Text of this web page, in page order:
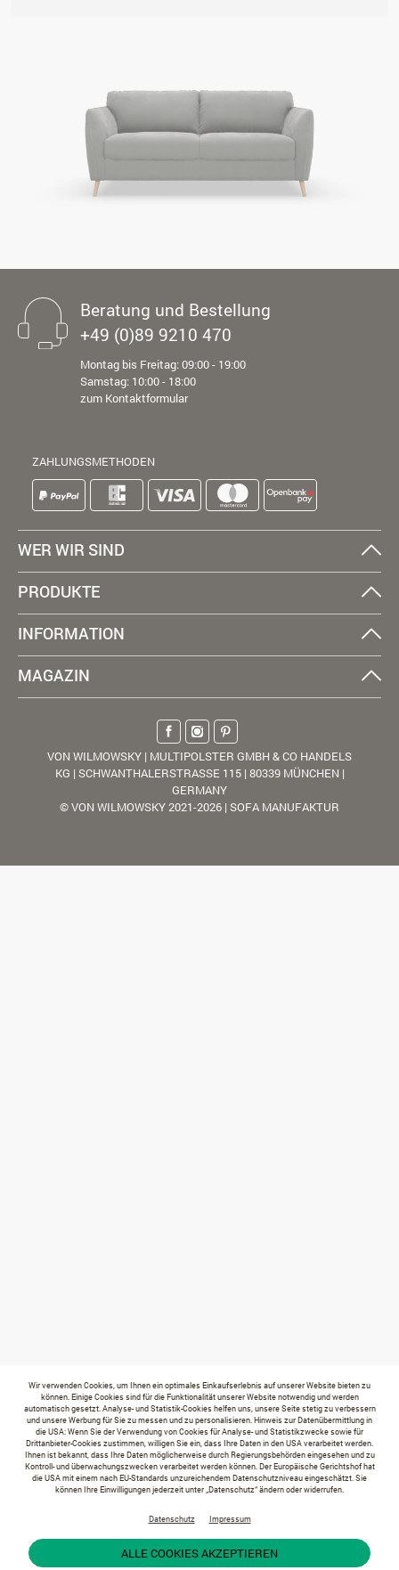
Beratung und Bestellung
+49 (0)89 9210 470
Montag bis Freitag: 09:00 - 19:00
Samstag: 10:00 - 18:00
zum Kontaktformular
ZAHLUNGSMETHODEN
WER WIR SIND
PRODUKTE
INFORMATION
MAGAZIN
VON WILMOWSKY | MULTIPOLSTER GMBH & CO HANDELS
KG | SCHWANTHALERSTRASSE 115 | 80339 MÜNCHEN |
GERMANY
© VON WILMOWSKY 2021-2026 | SOFA MANUFAKTUR
Wir verwenden Cookies, um Ihnen ein optimales Einkaufserlebnis auf unserer Website bieten zu
können. Einige Cookies sind für die Funktionalität unserer Website notwendig und werden
automatisch gesetzt. Analyse- und Statistik-Cookies helfen uns, unsere Seite stetig zu verbessern
und unsere Werbung für Sie zu messen und zu personalisieren. Hinweis zur Datenübermittlung in
die USA: Wenn Sie der Verwendung von Cookies für Analyse- und Statistikzwecke sowie für
Drittanbieter-Cookies zustimmen, willigen Sie ein, dass Ihre Daten in den USA verarbeitet werden.
Ihnen ist bekannt, dass Ihre Daten möglicherweise durch Regierungsbehörden eingesehen und zu
Kontroll- und überwachungszwecken verarbeitet werden können. Der Europäische Gerichtshof hat
die USA mit einem nach EU-Standards unzureichendem Datenschutzniveau eingeschätzt. Sie
können Ihre Einwilligungen jederzeit unter „Datenschutz“ ändern oder widerrufen.
Datenschutz Impressum
ALLE COOKIES AKZEPTIEREN